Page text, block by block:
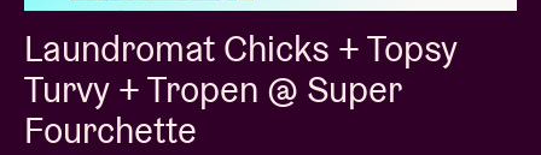
Laundromat Chicks + Topsy
Turvy + Tropen @ Super
Fourchette